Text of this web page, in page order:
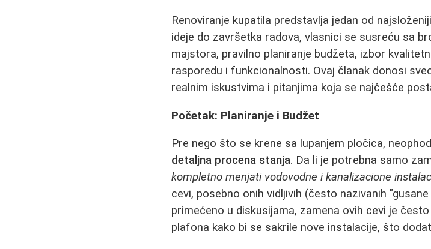
Renoviranje kupatila predstavlja jedan od
ideje do završetka radova, vlasnici se susreću sa
majstora, pravilno planiranje budžeta, izbor
rasporedu i funkcionalnosti. Ovaj članak donosi
realnim iskustvima i pitanjima koja se najčešće
Početak: Planiranje i Budžet
Pre nego što se krene sa lupanjem pločica,
detaljna procena stanja. Da li je potrebna samo
kompletno menjati vodovodne i kanalizacione
cevi, posebno onih vidljivih (često nazivanih
primećeno u diskusijama, zamena ovih cevi je
plafona kako bi se sakrile nove instalacije, što